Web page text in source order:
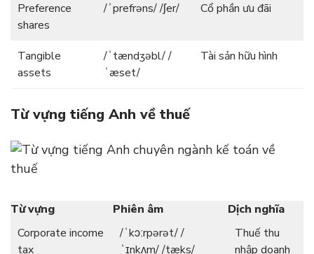
Preference
shares
/ˈprefrəns/ /ʃer/ Cổ phần ưu đãi
Tangible
assets
/ˈtændʒəbl/ /
ˈæset/
Tài sản hữu hình
Từ vựng tiếng Anh về thuế
Từ vựng Phiên âm
Dịch nghĩa
Corporate income
tax
/ˈkɔːrpərət/ /
ˈɪnkʌm/ /tæks/
Thuế thu
nhập doanh